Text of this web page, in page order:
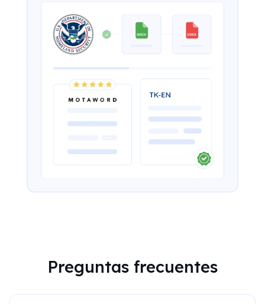
Preguntas frecuentes